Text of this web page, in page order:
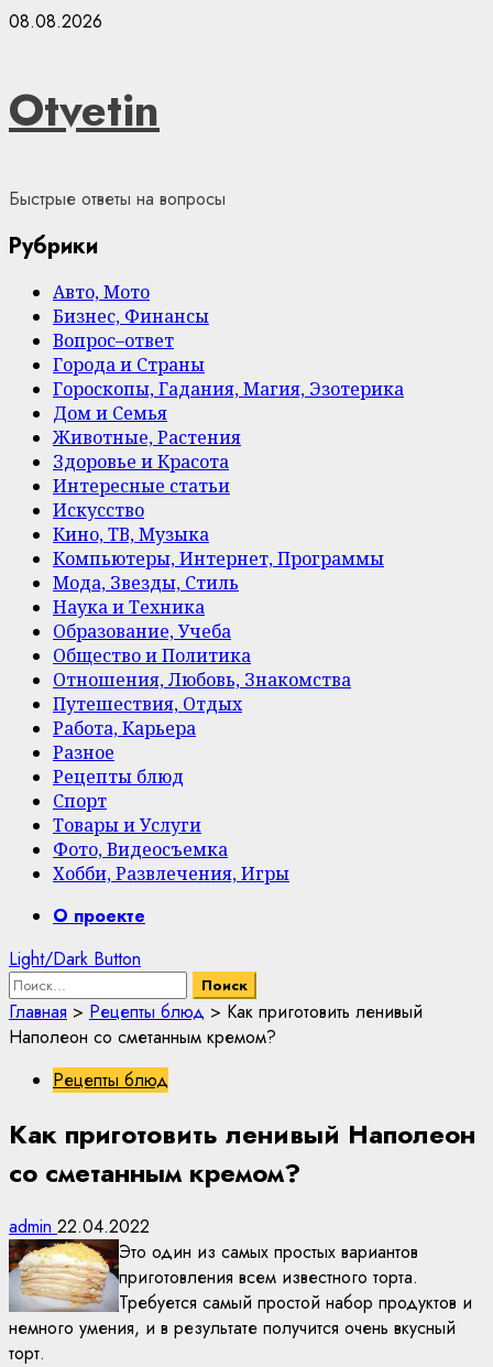
Skip
08.08.2026
Otvetin
Быстрые ответы на вопросы
Рубрики
Авто, Мото
Бизнес, Финансы
Вопрос–ответ
Города и Страны
Гороскопы, Гадания, Магия, Эзотерика
Дом и Семья
Животные, Растения
Здоровье и Красота
Интересные статьи
Искусство
Кино, ТВ, Музыка
Компьютеры, Интернет, Программы
Мода, Звезды, Стиль
Наука и Техника
Образование, Учеба
Общество и Политика
Отношения, Любовь, Знакомства
Путешествия, Отдых
Работа, Карьера
Разное
Рецепты блюд
Спорт
Товары и Услуги
Фото, Видеосъемка
Хобби, Развлечения, Игры
PrimaryО проекте
Light/Dark Button
Найти:
Главная > Рецепты блюд > Как приготовить ленивый
Наполеон со сметанным кремом?
Рецепты блюд
Как приготовить ленивый Наполеон
со сметанным кремом?
admin 22.04.2022
Это один из самых простых вариантов
приготовления всем известного торта.
Требуется самый простой набор продуктов и
немного умения, и в результате получится очень вкусный
торт.